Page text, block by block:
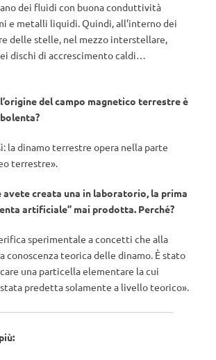
dei fluidi con buona conduttività
e metalli liquidi. Quindi, all’interno dei
delle stelle, nel mezzo interstellare,
dischi di accrescimento caldi…
del campo magnetico terrestre è
la dinamo terrestre opera nella parte
terrestre».
avete creata una in laboratorio, la prima
artificiale” mai prodotta. Perché?
sperimentale a concetti che alla
conoscenza teorica delle dinamo. È stato
una particella elementare la cui
predetta solamente a livello teorico».